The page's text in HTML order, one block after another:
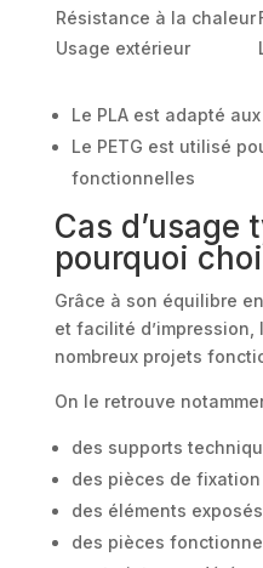
Résistance à la chaleur
Usage extérieur
Le PLA est adapté
Le PETG est utilisé
fonctionnelles
Cas d’usage
pourquoi
Grâce à son équilibre
et facilité d’impression,
nombreux projets
On le retrouve
des supports
des pièces de fixation
des éléments
des pièces